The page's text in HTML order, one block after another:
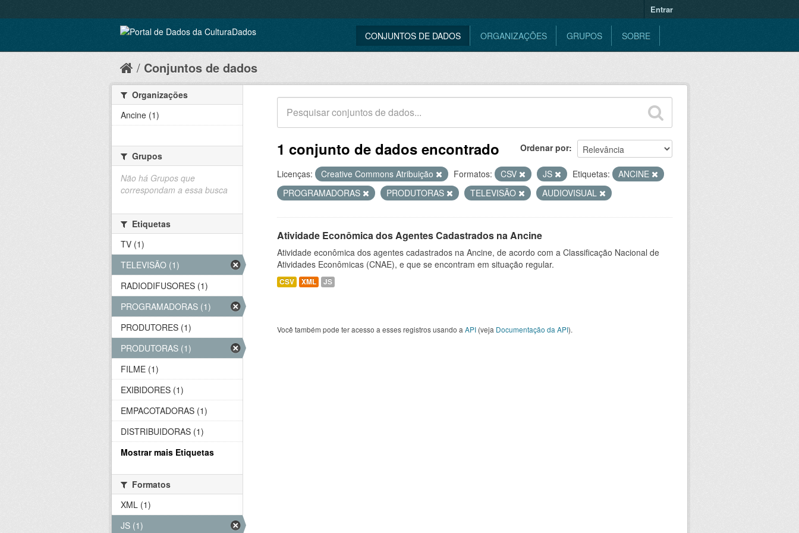
Entrar
CONJUNTOS DE DADOS ORGANIZAÇÕES GRUPOS SOBRE
Conjuntos de dados
Ordenar por
1 conjunto de dados encontrado
Licenças: Creative Commons Atribuição Formatos: CSV JS Etiquetas:
ANCINE
PROGRAMADORAS
PRODUTORAS TELEVISÃO AUDIOVISUAL
Atividade Econômica dos Agentes Cadastrados na Ancine
Atividade econômica dos agentes cadastrados na Ancine, de acordo com a Classificação Nacional de
Atividades Econômicas (CNAE), e que se encontram em situação regular.
CSV XML JS
Você também pode ter acesso a esses registros usando a API (veja Documentação da API).
Organizações
Ancine (1)
Grupos
Não há Grupos que
correspondam a essa busca
Etiquetas
TV (1)
TELEVISÃO (1)
RADIODIFUSORES (1)
PROGRAMADORAS (1)
PRODUTORES (1)
PRODUTORAS (1)
FILME (1)
EXIBIDORES (1)
EMPACOTADORAS (1)
DISTRIBUIDORAS (1)
Mostrar mais Etiquetas
Formatos
XML (1)
JS (1)